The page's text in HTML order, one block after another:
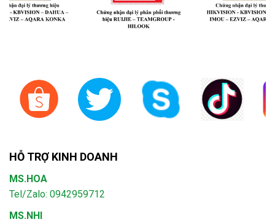
HỖ TRỢ KINH DOANH
MS.HOA
Tel/Zalo: 0942959712
MS.NHI